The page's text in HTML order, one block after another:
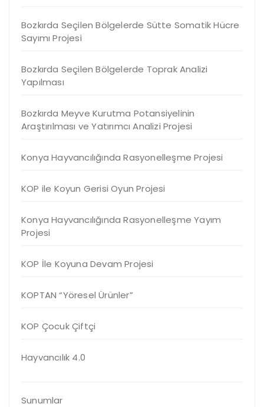
Bozkırda Seçilen Bölgelerde Sütte Somatik Hücre
Sayımı Projesi
Bozkırda Seçilen Bölgelerde Toprak Analizi
Yapılması
Bozkırda Meyve Kurutma Potansiyelinin
Araştırılması ve Yatırımcı Analizi Projesi
Konya Hayvancılığında Rasyonelleşme Projesi
KOP ile Koyun Gerisi Oyun Projesi
Konya Hayvancılığında Rasyonelleşme Yayım
Projesi
KOP İle Koyuna Devam Projesi
KOPTAN “Yöresel Ürünler”
KOP Çocuk Çiftçi
Hayvancılık 4.0
Sunumlar